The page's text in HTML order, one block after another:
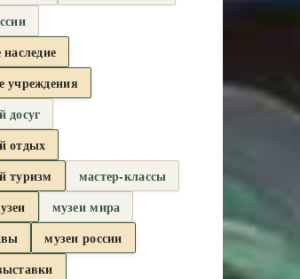
учреждения
досуг
отдых
туризм
мастер-классы
музеи мира
музеи россии